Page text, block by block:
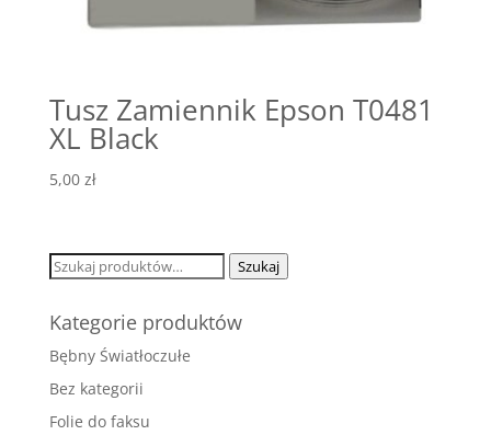
Tusz Zamiennik Epson T0481
XL Black
5,00 zł
Szukaj: Szukaj
Kategorie produktów
Bębny Światłoczułe
Bez kategorii
Folie do faksu